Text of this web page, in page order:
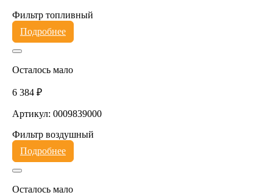
Фильтр топливный
Подробнее
Осталось мало
6 384 ₽
Артикул: 0009839000
Фильтр воздушный
Подробнее
Осталось мало